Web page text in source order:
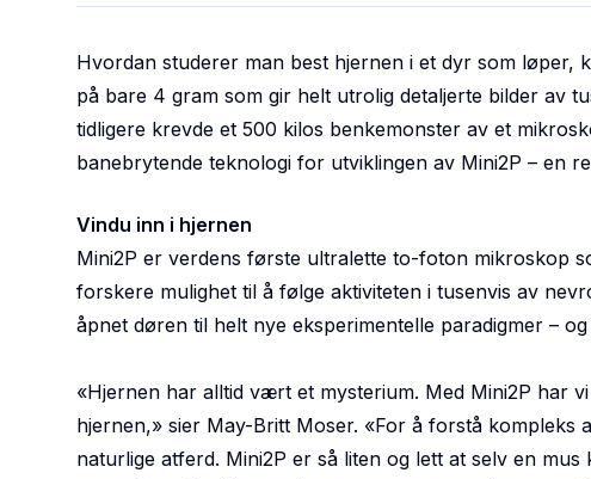
Hvordan studerer man best hjernen i et dyr som løper,
på bare 4 gram som gir helt utrolig detaljerte bilder av
tidligere krevde et 500 kilos benkemonster av et
banebrytende teknologi for utviklingen av Mini2P – en
Vindu inn i hjernen
Mini2P er verdens første ultralette to-foton mikroskop
forskere mulighet til å følge aktiviteten i tusenvis av
åpnet døren til helt nye eksperimentelle paradigmer –
«Hjernen har alltid vært et mysterium. Med Mini2P har
hjernen,» sier May-Britt Moser. «For å forstå
naturlige atferd. Mini2P er så liten og lett at selv en